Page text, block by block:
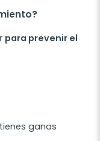
para prevenir el
ganas